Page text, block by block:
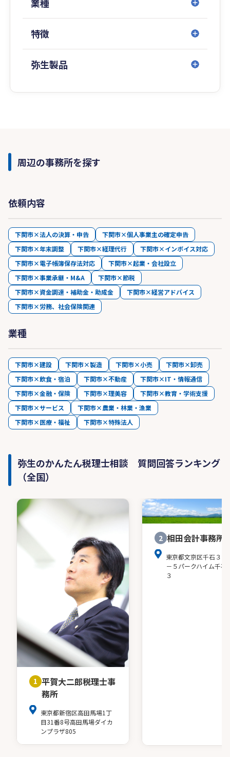
特徴
弥生製品
周辺の事務所を探す
依頼内容
下関市×法人の決算・申告
下関市×個人事業主の確定申告
下関市×年末調整
下関市×経理代行
下関市×インボイス対応
下関市×電子帳簿保存法対応
下関市×起業・会社設立
下関市×事業承継・M&A
下関市×節税
下関市×資金調達・補助金・助成金
下関市×経営アドバイス
下関市×労務、社会保険関連
業種
下関市×建設 下関市×製造 下関市×小売
下関市×卸売
下関市×飲食・宿泊
下関市×不動産
下関市×IT・情報通信
下関市×金融・保険
下関市×理美容
下関市×教育・学術支援
下関市×サービス
下関市×農業・林業・漁業
下関市×医療・福祉
下関市×特殊法人
弥生のかんたん税理士相談 質問回答ランキング
（全国）
1 平賀大二郎税理士事
務所
東京都新宿区高田馬場1丁
目31番8号高田馬場ダイカ
ンプラザ805
2 相田会計事務所
東京都文京区千石３－
－５パークハイム千石
３